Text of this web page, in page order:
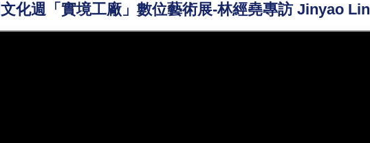
化週「實境工廠」數位藝術展-林經堯專訪 Jinyao Lin